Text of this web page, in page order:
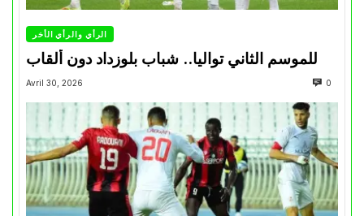
الرأي والرأي الأخر
للموسم الثاني تواليا.. شباب بلوزداد دون ألقاب
Avril 30, 2026 0